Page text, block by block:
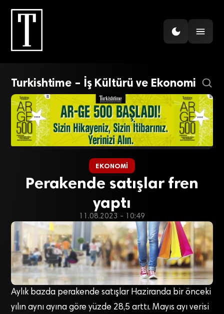
Turkishtime – İş Kültürü ve Ekonomi
EKONOMI
Perakende satışlar fren
yaptı
11.08.2023 - 10:49
Aylık bazda perakende satışlar Haziranda bir önceki
yılın aynı ayına göre yüzde 28,5 arttı. Mayıs ayı verisi